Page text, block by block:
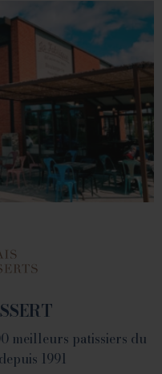
Valence
Romans sur Isère
meilleurs patissiers du
1991